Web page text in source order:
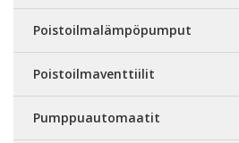
Poistoilmalämpöpumput
Poistoilmaventtiilit
Pumppuautomaatit